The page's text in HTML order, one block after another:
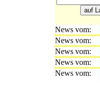
News vom:
News vom:
News vom:
News vom:
News vom: